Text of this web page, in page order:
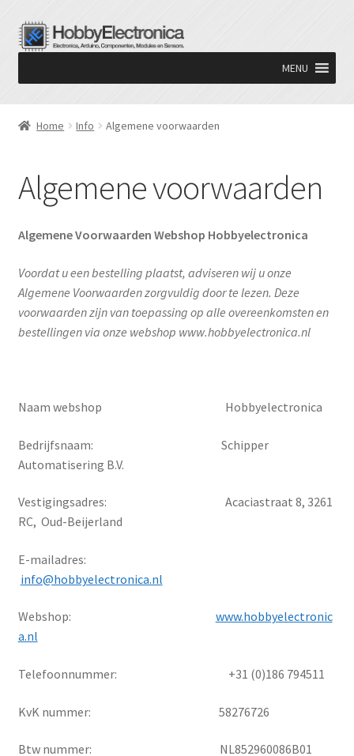
Ga
door
navigatie
Ga
naar
inhoud
MENU
Home Info Algemene voorwaarden
Algemene voorwaarden
AlgemeneVoorwaarden Webshop Hobbyelectronica
Voordat u een bestelling plaatst, adviseren wij u onze
Algemene Voorwaarden zorgvuldig door te lezen. Deze
voorwaarden zijn van toepassing op alle overeenkomsten en
bestellingen via onze webshop www.hobbyelectronica.nl
Naam webshop Hobbyelectronica
Bedrijfsnaam: Schipper
Automatisering B.V.
Vestigingsadres: Acaciastraat 8, 3261
RC, Oud-Beijerland
E-mailadres:
info@hobbyelectronica.nl
Webshop: www.hobbyelectronic
a.nl
Telefoonnummer: +31 (0)186 794511
KvK nummer: 58276726
Btw nummer: NL852960086B01